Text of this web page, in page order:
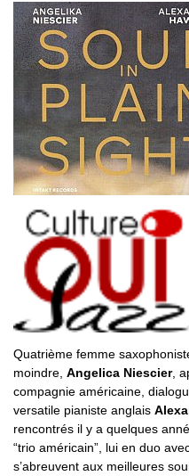
Quatrième femme
moindre, Angelica Niescier,
compagnie américaine,
versatile pianiste anglais
rencontrés il y a quelques
“trio américain”, lui en duo
s’abreuvent aux meilleures